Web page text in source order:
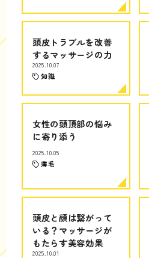
頭皮トラブルを改善
するマッサージの力
2025.10.07
知識
女性の頭頂部の悩み
に寄り添う
2025.10.05
薄毛
頭皮と顔は繋がって
いる？マッサージが
もたらす美容効果
2025.10.01